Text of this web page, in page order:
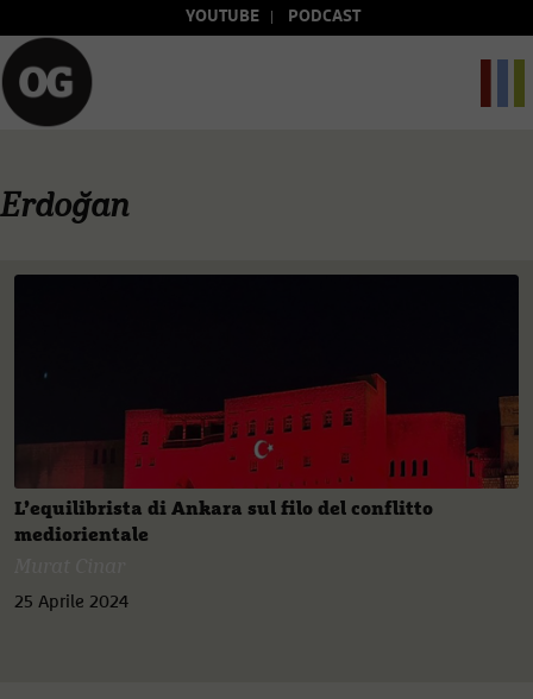
YOUTUBE PODCAST
Erdoğan
L’equilibrista di Ankara sul filo del conflitto
mediorientale
25 Aprile 2024